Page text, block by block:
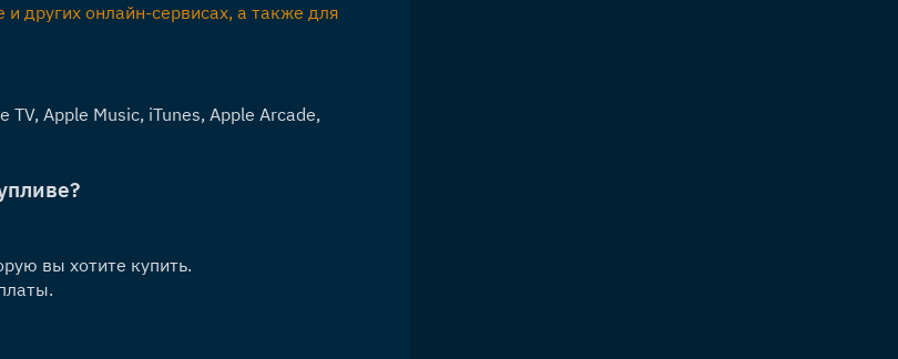
других онлайн-сервисах, а также для
Apple Music, iTunes, Apple Arcade,
вы хотите купить.